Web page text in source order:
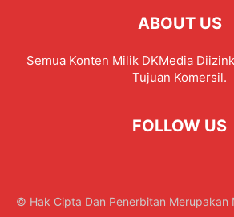
ABOUT US
Semua Konten Milik DKMedia
Tujuan Komersil.
FOLLOW US
© Hak Cipta Dan Penerbitan Merupakan